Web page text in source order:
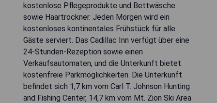
kostenlose Pflegeprodukte und Bettwäsche
sowie Haartrockner. Jeden Morgen wird ein
kostenloses kontinentales Frühstück für alle
Gäste serviert. Das Cadillac Inn verfügt über eine
24-Stunden-Rezeption sowie einen
Verkaufsautomaten, und die Unterkunft bietet
kostenfreie Parkmöglichkeiten. Die Unterkunft
befindet sich 1,7 km vom Carl T. Johnson Hunting
and Fishing Center, 14,7 km vom Mt. Zion Ski Area